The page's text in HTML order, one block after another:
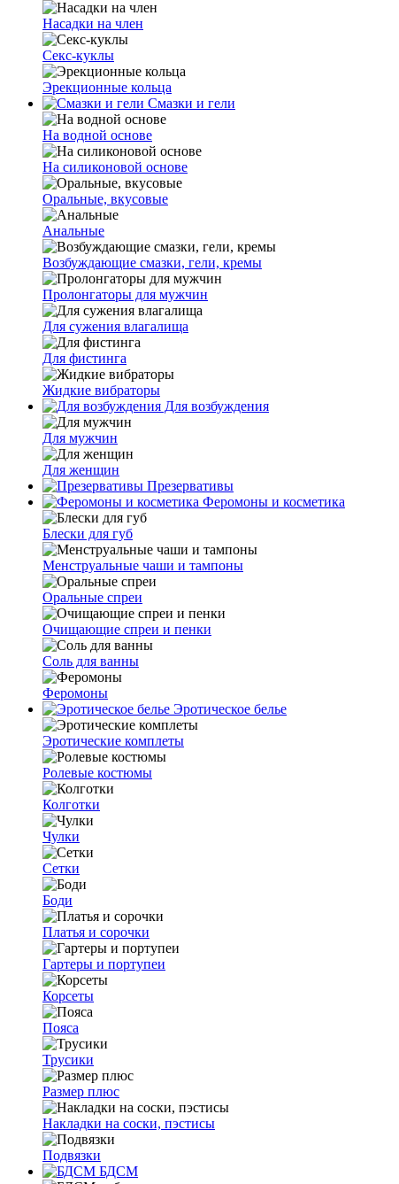
Насадки на член
Секс-куклы
Эрекционные кольца
Смазки и гели
На водной основе
На силиконовой основе
Оральные, вкусовые
Анальные
Возбуждающие смазки, гели, кремы
Пролонгаторы для мужчин
Для сужения влагалища
Для фистинга
Жидкие вибраторы
Для возбуждения
Для мужчин
Для женщин
Презервативы
Феромоны и косметика
Блески для губ
Менструальные чаши и тампоны
Оральные спреи
Очищающие спреи и пенки
Соль для ванны
Феромоны
Эротическое белье
Эротические комплеты
Ролевые костюмы
Колготки
Чулки
Сетки
Боди
Платья и сорочки
Гартеры и портупеи
Корсеты
Пояса
Трусики
Размер плюс
Накладки на соски, пэстисы
Подвязки
БДСМ